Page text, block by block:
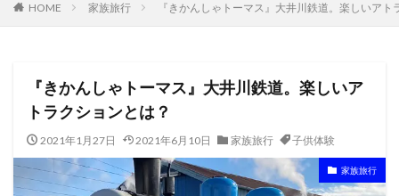
HOME 家族旅行 『きかんしゃトーマス』大井川鉄道。楽しいアト
『きかんしゃトーマス』大井川鉄道。楽しいア
トラクションとは？
2021年1月27日 2021年6月10日 家族旅行 子供体験
家族旅行